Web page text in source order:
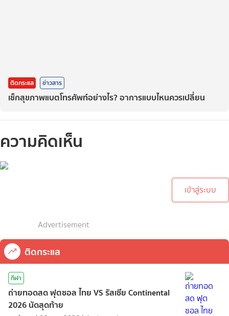
ติดกระแส ข่าวสาร
เช็กสุขภาพแบตโทรศัพท์อย่างไร? อาการแบบไหนควรเปลี่ยน
ความคิดเห็น
เข้าสู่ระบบ
Advertisement
ติดกระแส
กีฬา
ถ่ายทอดสด ฟุตซอล ไทย VS รัสเซีย Continental
2026 นัดสุดท้าย